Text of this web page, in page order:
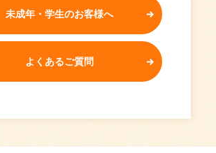
未成年・学生のお客様へ
よくあるご質問